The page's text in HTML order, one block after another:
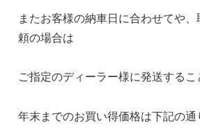
またお客様の納車日に合わせてや
頼の場合は
ご指定のディーラー様に発送するこ
年末までのお買い得価格は下記の通